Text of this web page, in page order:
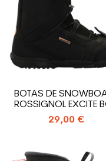
BOTAS DE
ROSSIGNOL EXCITE
29,00 €